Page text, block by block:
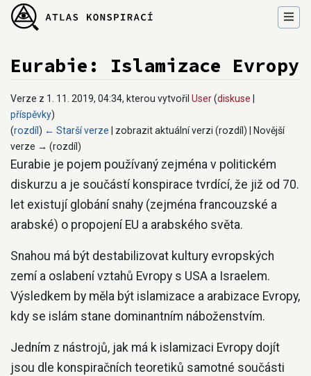
Eurabie: Islamizace Evropy
Verze z 1. 11. 2019, 04:34, kterou vytvořil User(diskuse
příspěvky)
(rozdíl) ← Starší verze | zobrazit aktuální verzi (rozdíl) | Novější
verze → (rozdíl)
Přejít na:navigace,hledání
Eurabie je pojem používaný zejména v politickém
diskurzu a je součástí konspirace tvrdící, že již od 70.
let existují globání snahy (zejména francouzské a
arabské) o propojení EU a arabského světa.
Snahou má být destabilizovat kultury evropských
zemí a oslabení vztahů Evropy s USA a Israelem.
Výsledkem by měla být islamizace a arabizace Evropy,
kdy se islám stane dominantním náboženstvím.
Jedním z nástrojů, jak má k islamizaci Evropy dojít
jsou dle konspiračních teoretiků samotné součásti